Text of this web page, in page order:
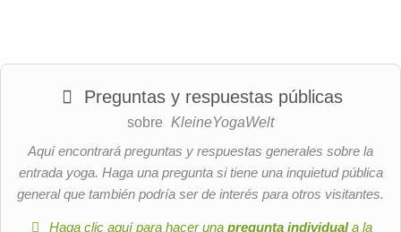
Preguntas y respuestas públicas
sobre KleineYogaWelt
Aquí encontrará preguntas y respuestas generales sobre la
entrada yoga. Haga una pregunta si tiene una inquietud pública
general que también podría ser de interés para otros visitantes.
Haga clic aquí para hacer unapregunta individuala la